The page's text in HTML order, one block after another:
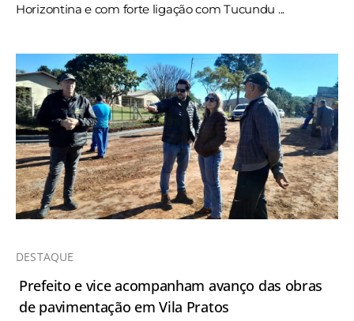
Horizontina e com forte ligação com Tucundu ...
DESTAQUE
Prefeito e vice acompanham avanço das obras
de pavimentação em Vila Pratos